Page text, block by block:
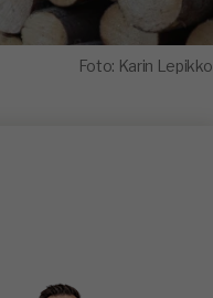
Foto: Karin